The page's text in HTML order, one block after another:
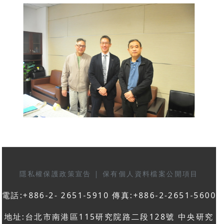
隱私權保護政策宣告 | 保有個人資料檔案公開項目
電話:+886-2- 2651-5910 傳真:+886-2-2651-5600
地址:台北市南港區115研究院路二段128號 中央研究